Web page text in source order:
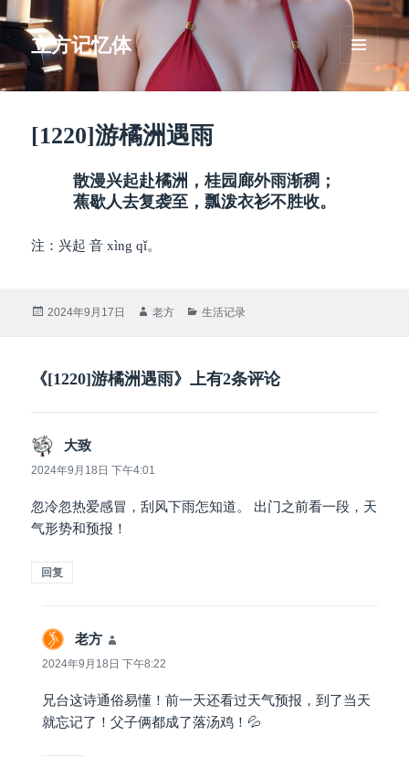
立方记忆体
菜单和
挂件
[1220]游橘洲遇雨
散漫兴起赴橘洲，桂园廊外雨渐稠；
蕉歇人去复袭至，瓢泼衣衫不胜收。
注：兴起 音 xìng qǐ。
发
2024年9月17日
作
老方
分
生活记录
《[1220]游橘洲遇雨》上有2条评论
大致
道：
2024年9月18日 下午4:01
忽冷忽热爱感冒，刮风下雨怎知道。 出门之前看一段，天
气形势和预报！
回复
老方
道：
2024年9月18日 下午8:22
兄台这诗通俗易懂！前一天还看过天气预报，到了当天
就忘记了！父子俩都成了落汤鸡！💦